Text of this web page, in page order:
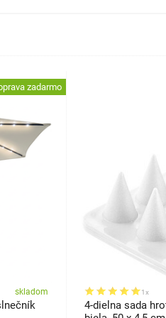
zadarmo
skladom 1x
4-dielna sada